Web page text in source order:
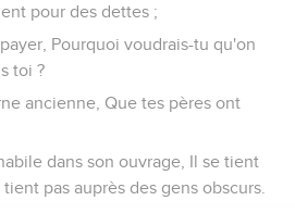
pour des dettes ;
Pourquoi voudrais-tu qu'on
toi ?
ancienne, Que tes pères ont
dans son ouvrage, Il se tient
pas auprès des gens obscurs.